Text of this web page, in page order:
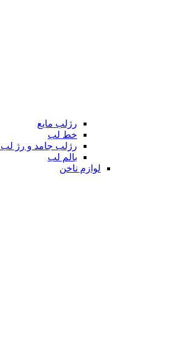
رژلب مایع
خط لب
رژلب جامد و رژ
بالم لب
لوازم ناخن